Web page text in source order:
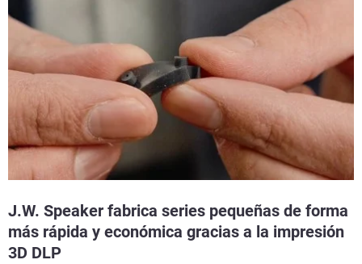
J.W. Speaker fabrica series pequeñas de forma
más rápida y económica gracias a la impresión
3D DLP